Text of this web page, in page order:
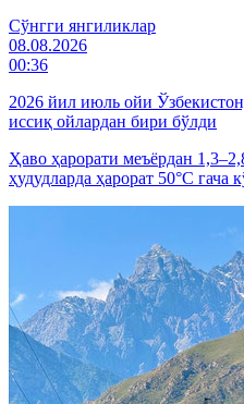
Cўнгги янгиликлар
08.08.2026
00:36
2026 йил июль ойи
иссиқ ойлардан бири бўлди
Ҳаво ҳарорати меъёрдан
ҳудудларда ҳарорат 50°C гача